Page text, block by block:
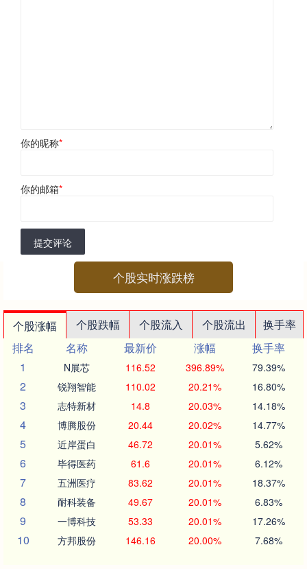
你的昵称*
你的邮箱*
提交评论
个股实时涨跌榜
个股涨幅 个股跌幅 个股流入 个股流出
换手率
排名
名称 最新价 涨幅
换手率
1
N展芯 116.52 396.89% 79.39%
2 锐翔智能 110.02 20.21% 16.80%
3 志特新材 14.8 20.03% 14.18%
4 博腾股份 20.44 20.02% 14.77%
5 近岸蛋白 46.72 20.01% 5.62%
6 毕得医药 61.6 20.01% 6.12%
7 五洲医疗 83.62 20.01% 18.37%
8 耐科装备 49.67 20.01% 6.83%
9 一博科技 53.33 20.01% 17.26%
10 方邦股份 146.16 20.00% 7.68%